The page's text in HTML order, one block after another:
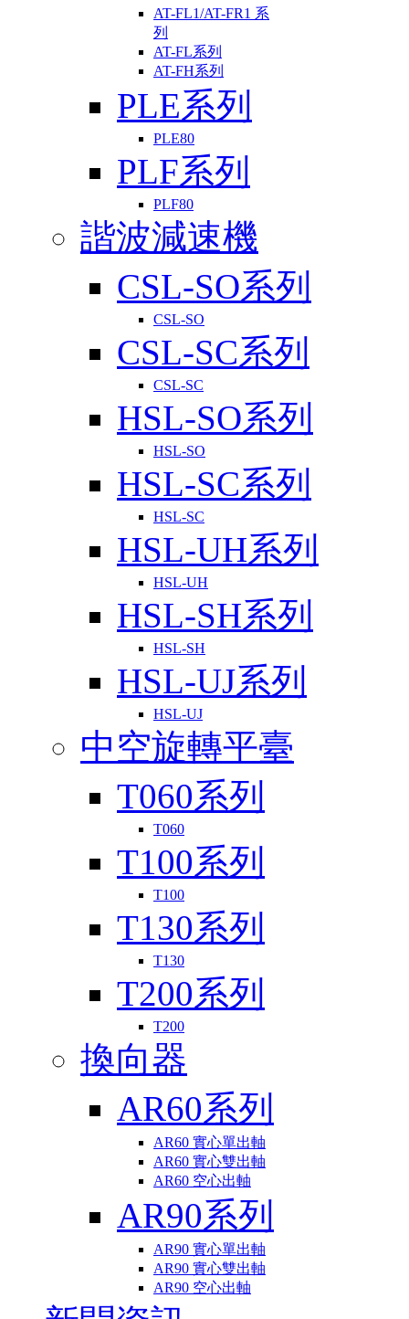
AT-FL1/AT-FR1 系
列
AT-FL系列
AT-FH系列
PLE系列
PLE80
PLF系列
PLF80
諧波減速機
CSL-SO系列
CSL-SO
CSL-SC系列
CSL-SC
HSL-SO系列
HSL-SO
HSL-SC系列
HSL-SC
HSL-UH系列
HSL-UH
HSL-SH系列
HSL-SH
HSL-UJ系列
HSL-UJ
中空旋轉平臺
T060系列
T060
T100系列
T100
T130系列
T130
T200系列
T200
換向器
AR60系列
AR60 實心單出軸
AR60 實心雙出軸
AR60 空心出軸
AR90系列
AR90 實心單出軸
AR90 實心雙出軸
AR90 空心出軸